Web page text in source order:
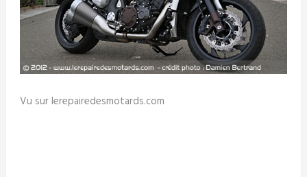
Vu sur lerepairedesmotards.com